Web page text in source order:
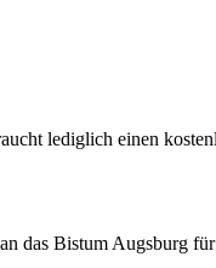
lediglich einen
das Bistum Augsburg